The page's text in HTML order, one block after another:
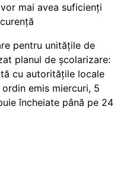
mai avea suficienți
pentru unitățile de
planul de școlarizare:
cu autoritățile locale
emis miercuri, 5
încheiate până pe 24